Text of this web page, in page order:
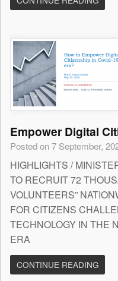
Empower Digital
Posted on 7 September,
HIGHLIGHTS /
TO RECRUIT 72
VOLUNTEERS”
FOR CITIZENS
TECHNOLOGY IN THE
ERA
CONTINUE READING